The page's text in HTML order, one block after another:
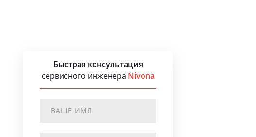
Быстрая консультация
сервисного инженера Nivona